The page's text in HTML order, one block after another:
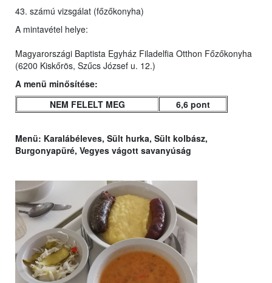
43. számú vizsgálat (főzőkonyha)
A mintavétel helye:
Magyarországi Baptista Egyház Filadelfia Otthon Főzőkonyha
(6200 Kiskőrös, Szűcs József u. 12.)
A menü minősítése:
NEM FELELT MEG
6,6 pont
Menü: Karalábéleves, Sült hurka, Sült kolbász,
Burgonyapüré, Vegyes vágott savanyúság